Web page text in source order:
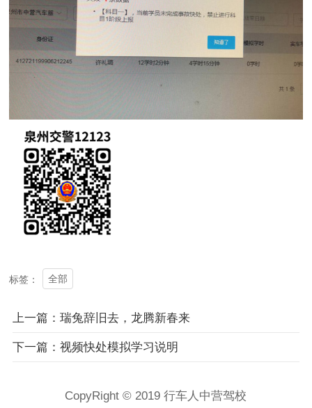
标签： 全部
上一篇：瑞兔辞旧去，龙腾新春来
下一篇：视频快处模拟学习说明
CopyRight © 2019 行车人中营驾校